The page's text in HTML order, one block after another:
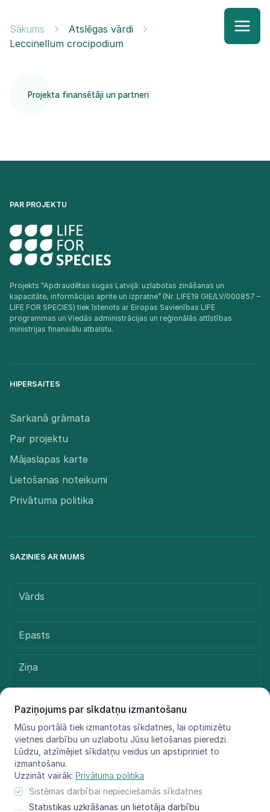
Paziņojums par sīkdatņu izmantošanu
Mūsu portālā tiek izmantotas sīkdatnes, lai optimizētu
vietnes darbību un uzlabotu Jūsu lietošanas pieredzi.
Lūdzu, atzīmējiet sīkdatņu veidus un apstipriniet to
izmantošanu.
Uzzināt vairāk: Privātuma politika
Sistēmas darbībai nepieciešamās sīkdatnes
Statistikas uzkrāšanas un lietotāja darbību
Sākums
Atslēgas vārdi
Leccinellum crocipodium
Projekta finansētāji un partneri
PAR PROJEKTU
Projekts "Apdraudētas sugas Latvijā: uzlabotas zināšanas un
kapacitāte, informācijas aprite un izpratne” (Nr. LIFE19 GIE/LV/000857 –
LIFE FOR SPECIES) tiek īstenots ar Eiropas Savienības LIFE
programmas un Viedās administrācijas un reģionālās attīstības
ministrijas finansiālu atbalstu.​
HIPERSAITES
Sarkanā grāmata
Par projektu
Mājaslapas karte
Lietošanas noteikumi
Privātuma politika
SAZINIES AR MUMS
Sūtīt ziņu
© LIFE FOR SPECIES, 2021 - 2025
Informācija atspoguļo tikai projekta LIFE FOR SPECIES īstenotāju